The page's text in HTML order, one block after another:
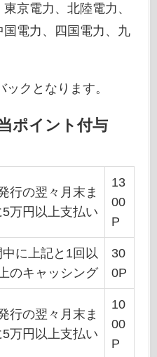
京電力、北陸電力、
電力、四国電力、九
クとなります。
ポイント付与
行の翌々月末ま
5万円以上支払い
13
00
P
中に上記と1回以
上のキャッシング
30
0P
行の翌々月末ま
5万円以上支払い
10
00
P